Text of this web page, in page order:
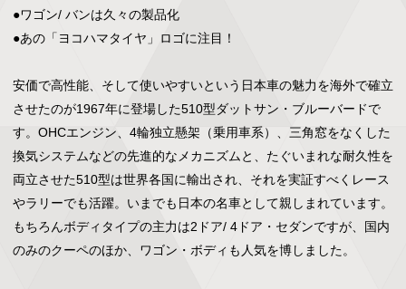
●ワゴン/ バンは久々の製品化
●あの「ヨコハマタイヤ」ロゴに注目！
安価で高性能、そして使いやすいという日本車の魅力を海外で確立
させたのが1967年に登場した510型ダットサン・ブルーバードで
す。OHCエンジン、4輪独立懸架（乗用車系）、三角窓をなくした
換気システムなどの先進的なメカニズムと、たぐいまれな耐久性を
両立させた510型は世界各国に輸出され、それを実証すべくレース
やラリーでも活躍。いまでも日本の名車として親しまれています。
もちろんボディタイプの主力は2ドア/ 4ドア・セダンですが、国内
のみのクーペのほか、ワゴン・ボディも人気を博しました。